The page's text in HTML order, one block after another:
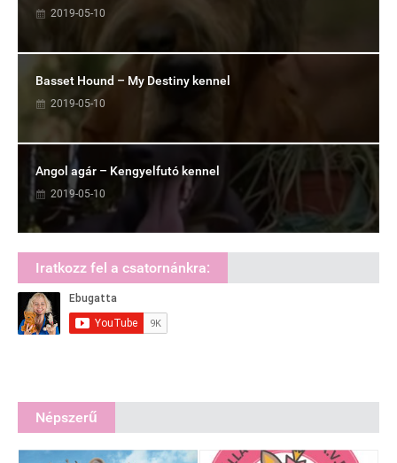
2019-05-10
Basset Hound – My Destiny kennel
2019-05-10
Angol agár – Kengyelfutó kennel
2019-05-10
Iratkozz fel a csatornánkra:
Népszerű